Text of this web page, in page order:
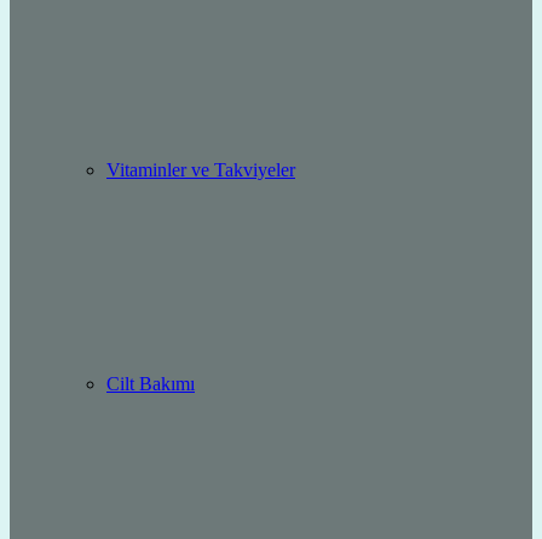
Vitaminler ve Takviyeler
Cilt Bakımı